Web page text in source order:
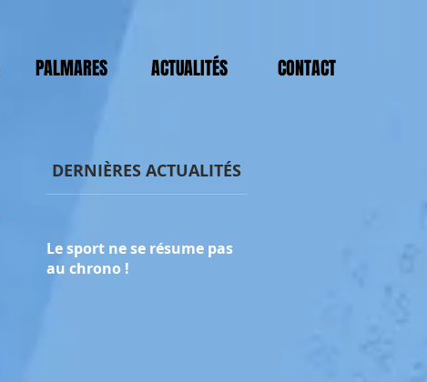
PALMARES ACTUALITÉS CONTACT
DERNIÈRES ACTUALITÉS
Le sport ne se résume pas
au chrono !